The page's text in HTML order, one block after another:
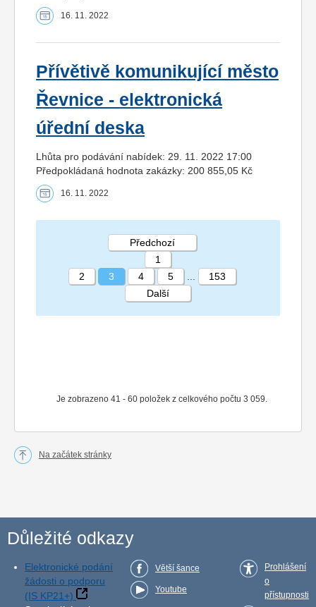
16. 11. 2022
Přívětivě komunikující město
Řevnice - elektronická
úřední deska
Lhůta pro podávání nabídek: 29. 11. 2022 17:00
Předpokládaná hodnota zakázky: 200 855,05 Kč
16. 11. 2022
STRÁNKA 3 153
Je zobrazeno 41 - 60 položek z celkového počtu 3 059.
Předchozí
1
2
3 4 5
153
Další
Na začátek stránky
Důležité odkazy
Elektronické podání
žádosti o podporu
(IS KP21+)
Větší šance
Youtube
Prohlášení
o
přístupnosti